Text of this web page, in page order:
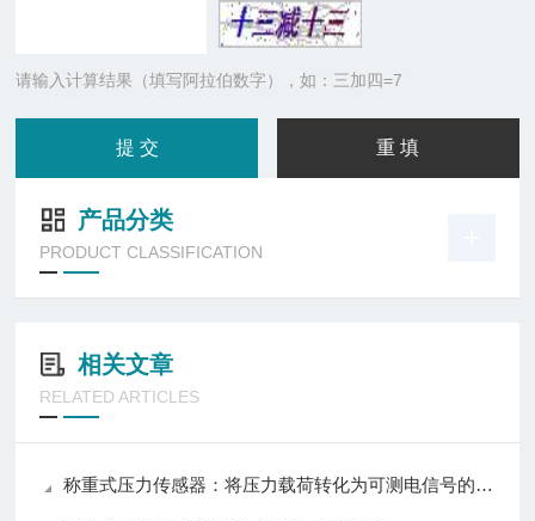
请输入计算结果（填写阿拉伯数字），如：三加四=7
产品分类
PRODUCT CLASSIFICATION
相关文章
RELATED ARTICLES
称重式压力传感器：将压力载荷转化为可测电信号的测力装置